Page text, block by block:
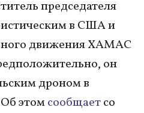
председателя
в США и
движения ХАМАС
он
дроном в
этомсообщаетсо